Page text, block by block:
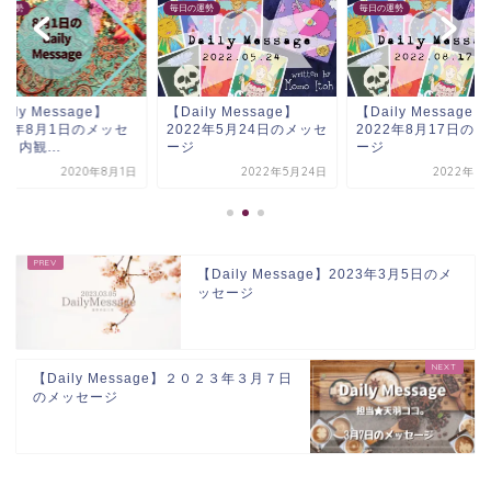
運勢
Message】
年5月24日のメッセ
2022年5月24日
毎日の運勢
【Daily Message】
2022年8月17日のメッセ
ージ
2022年8月17日
毎日の運勢
【Daily Message】
2020年8月1日のメ
ージ＋内観...
2020年
【Daily Message】2023年3月5日のメ
ッセージ
【Daily Message】２０２３年３月７日
のメッセージ